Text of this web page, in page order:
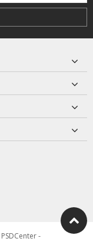
PSDCenter-